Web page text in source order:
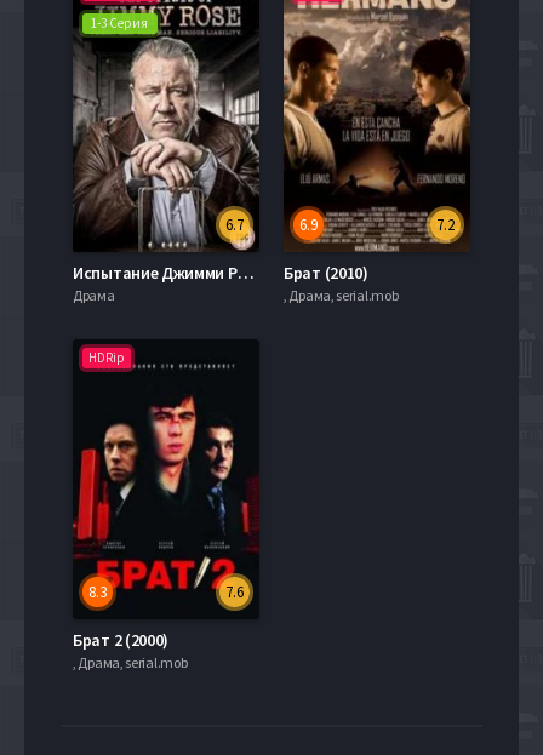
1-3 Серия
6.7
Испытание Джимми Роуза (2015)
Драма
7.2
6.9
Брат (2010)
, Драма, serial.mob
HDRip
7.6
8.3
Брат 2 (2000)
, Драма, serial.mob